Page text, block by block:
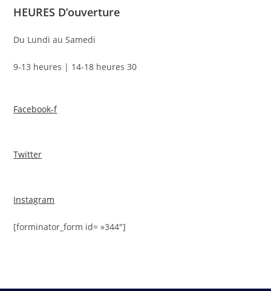
HEURES D’ouverture
Du Lundi au Samedi
9-13 heures | 14-18 heures 30
Facebook-f
Twitter
Instagram
[forminator_form id= »344″]